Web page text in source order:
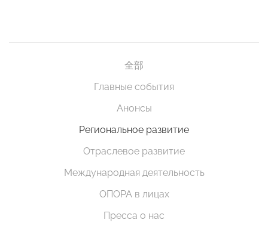
全部
Главные события
Анонсы
Региональное развитие
Отраслевое развитие
Международная деятельность
ОПОРА в лицах
Пресса о нас